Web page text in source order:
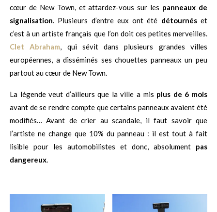
cœur de New Town, et attardez-vous sur les panneaux de
signalisation. Plusieurs d’entre eux ont été détournéset
c’est à un artiste français que l’on doit ces petites merveilles.
Clet Abraham, qui sévit dans plusieurs grandes villes
européennes, a disséminés ses chouettes panneaux un peu
partout au cœur de New Town.
La légende veut d’ailleurs que la ville a mis plus de 6 mois
avant de se rendre compte que certains panneaux avaient été
modifiés… Avant de crier au scandale, il faut savoir que
l’artiste ne change que 10% du panneau : il est tout à fait
lisible pour les automobilistes et donc, absolument pas
dangereux.